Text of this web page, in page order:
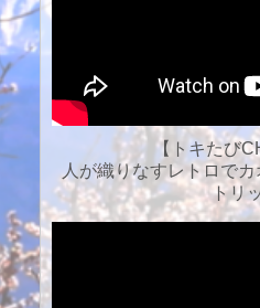
【トキたび
人が織りなすレトロで
トリ